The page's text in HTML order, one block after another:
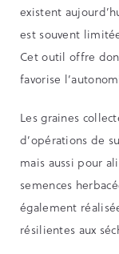
existent
est souvent
Cet outil offre
favorise
Les graines
d’opérations de
mais aussi pour
semences
également
résilientes aux